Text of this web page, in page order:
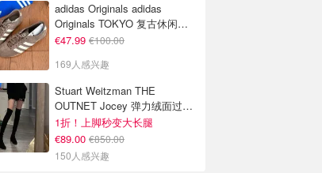
adidas Originals adidas
Originals TOKYO 复古休闲鞋
深棕色
€47.99 €100.00
169人感兴趣
Stuart Weitzman THE
OUTNET Jocey 弹力绒面过膝
靴
1折！上脚秒变大长腿
€89.00 €850.00
150人感兴趣